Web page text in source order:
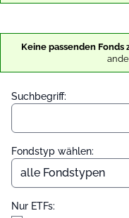
Keine passenden
Suchbegriff:
Fondstyp wählen:
Nur ETFs: